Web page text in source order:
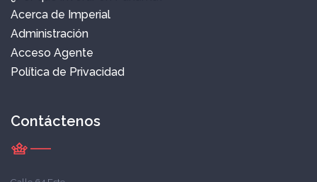
Acerca de Imperial
Administración
Acceso Agente
Política de Privacidad
Contáctenos